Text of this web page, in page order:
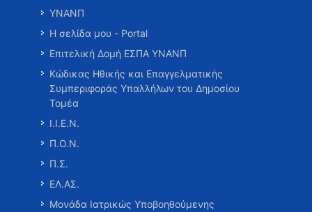
ΥΝΑΝΠ
Η σελίδα μου - Portal
Επιτελική Δομή ΕΣΠΑ ΥΝΑΝΠ
Κώδικας Ηθικής και Επαγγελματικής
Συμπεριφοράς Υπαλλήλων του Δημοσίου
Τομέα
Ι.Ι.Ε.Ν.
Π.Ο.Ν.
Π.Σ.
ΕΛ.ΑΣ.
Μονάδα Ιατρικώς Υποβοηθούμενης